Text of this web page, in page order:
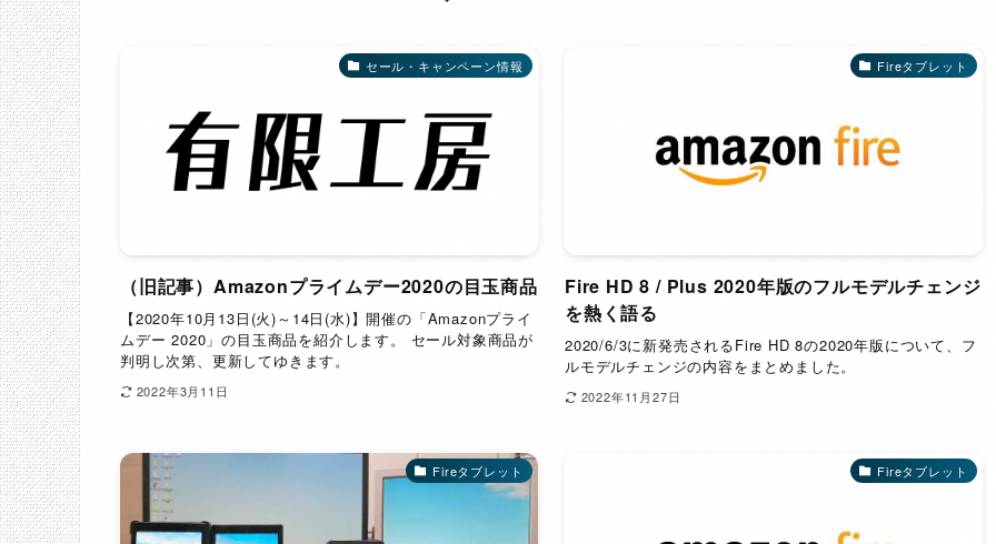
セール・キャンペーン情報
（旧記事）Amazonプライムデー2020の目玉商品
【2020年10月13日(火)～14日(水)】開催の「Amazonプライ
ムデー 2020」の目玉商品を紹介します。 セール対象商品が
判明し次第、更新してゆきます。
2022年3月11日
Fireタブレット
Fire HD 8 / Plus 2020年版のフルモデルチェンジ
を熱く語る
2020/6/3に新発売されるFire HD 8の2020年版について、フ
ルモデルチェンジの内容をまとめました。
2022年11月27日
Fireタブレット Fireタブレット